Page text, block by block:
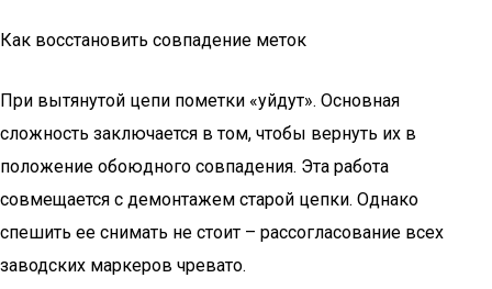
Как восстановить совпадение меток
При вытянутой цепи пометки «уйдут». Основная
сложность заключается в том, чтобы вернуть их в
положение обоюдного совпадения. Эта работа
совмещается с демонтажем старой цепки. Однако
спешить ее снимать не стоит – рассогласование всех
заводских маркеров чревато.